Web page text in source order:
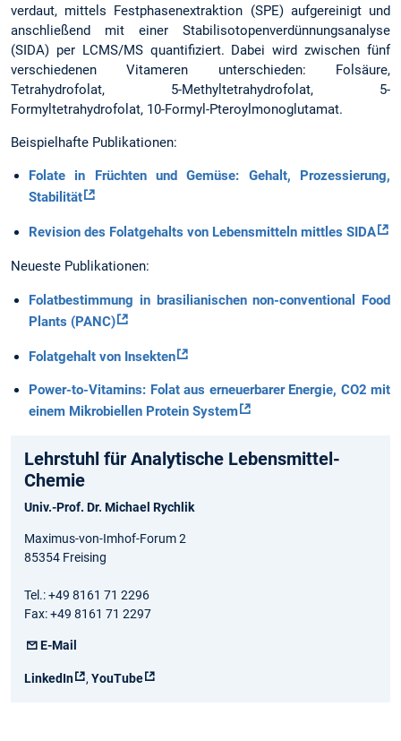
verdaut, mittels Festphasenextraktion (SPE) aufgereinigt und
anschließend mit einer Stabilisotopenverdünnungsanalyse
(SIDA) per LCMS/MS quantifiziert. Dabei wird zwischen fünf
verschiedenen Vitameren unterschieden: Folsäure,
Tetrahydrofolat, 5-Methyltetrahydrofolat, 5-
Formyltetrahydrofolat, 10-Formyl-Pteroylmonoglutamat.
Beispielhafte Publikationen:
Folate in Früchten und Gemüse: Gehalt, Prozessierung,
Stabilität
Revision des Folatgehalts von Lebensmitteln mittles SIDA
Neueste Publikationen:
Folatbestimmung in brasilianischen non-conventional Food
Plants (PANC)
Folatgehalt von Insekten
Power-to-Vitamins: Folat aus erneuerbarer Energie, CO2 mit
einem Mikrobiellen Protein System
Lehrstuhl für Analytische Lebensmittel-
Chemie
Univ.-Prof. Dr. Michael Rychlik
Maximus-von-Imhof-Forum 2
85354 Freising
Tel.: +49 8161 71 2296
Fax: +49 8161 71 2297
E-Mail
LinkedIn , YouTube